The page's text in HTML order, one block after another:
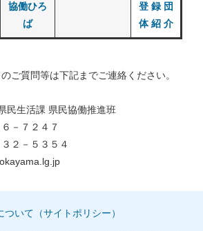
協働ひろ
ば
登 録 団
体 紹 介
ご質問等は下記までご連絡ください。
民生活課 県民協働推進班
－７２４７
２－５３５４
いて（サイトポリシー）